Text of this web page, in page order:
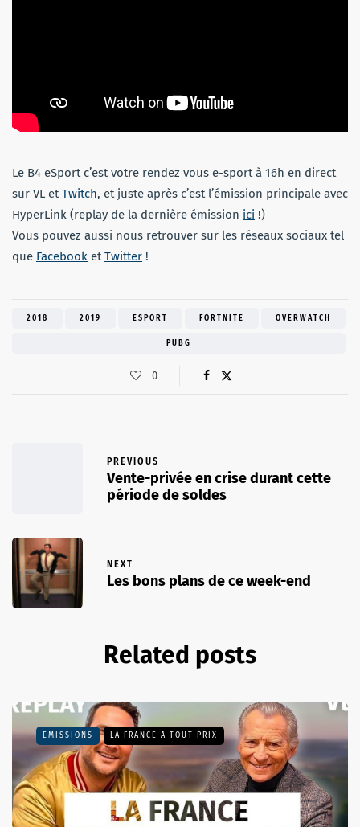
Le B4 eSport c’est votre rendez vous e-sport à 16h en direct
sur VL etTwitch, et juste après c’est l’émission principale avec
HyperLink (replay de la dernière émission ici !)
Vous pouvez aussi nous retrouver sur les réseaux sociaux tel
que Facebook etTwitter !
2018 2019 ESPORT FORTNITE OVERWATCH
PUBG
0
PREVIOUS
Vente-privée en crise durant cette
période de soldes
NEXT
Les bons plans de ce week-end
Related posts
EMISSIONS LA FRANCE À TOUT PRIX